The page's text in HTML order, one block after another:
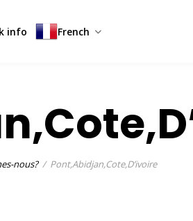
info French
nous? Pont,Abidjan,Cote,D’ivoire